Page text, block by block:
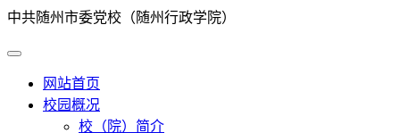
中共随州市委党校（随州行政学院）
网站首页
校园概况
校（院）简介